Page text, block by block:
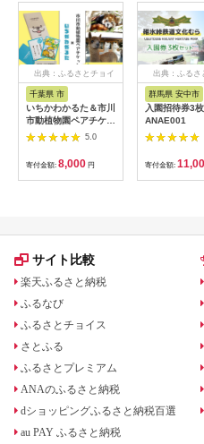
出典：ふるさとチョイ
千葉県 市
いちかわかるた＆市川
市動植物園ペアチケッ
ト 【12203-0196】
5.0
寄付金額: 8,000 円
出典：ふるさ
群馬県 安中市
入園招待券3
ANAE001
寄付金額:
サイト比較
楽天ふるさと納税
ふるなび
ふるさとチョイス
さとふる
ふるさとプレミアム
ANAのふるさと納税
dショッピングふるさと納税百選
au PAY ふるさと納税